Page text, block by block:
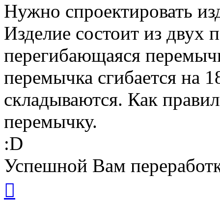
Нужно спроектировать
Изделие состоит из
перегибающаяся
перемычка сгибается на
складываются. Как
перемычку.
:D
Успешной Вам
началу